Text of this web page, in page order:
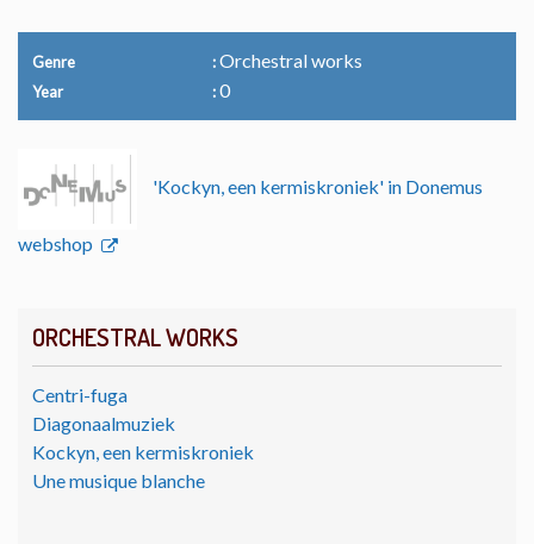
ORCHESTRAL WORKS
Centri-fuga
Diagonaalmuziek
Kockyn, een kermiskroniek
Une musique blanche
Genre Orchestral works
Year 0
'Kockyn, een kermiskroniek' in Donemus
webshop